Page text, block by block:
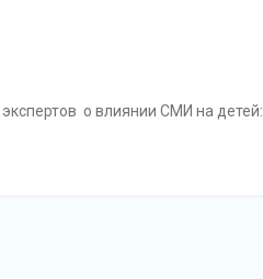
о влиянии СМИ на детей: